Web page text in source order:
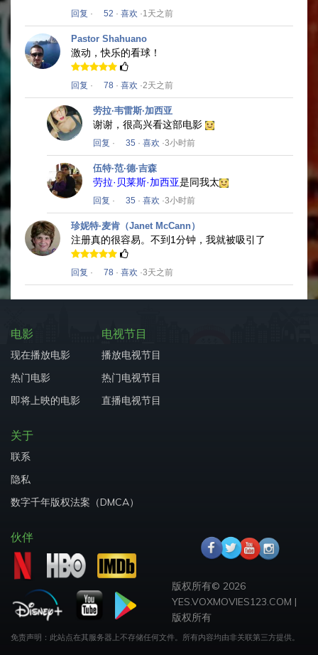
回复 · 52 · 喜欢 ·1天之前
Pastor Shahuano
激动，快乐的看球！
回复 · 78 · 喜欢 ·2天之前
劳拉·韦雷斯·加西亚
谢谢，很高兴看这部电影
回复 · 35 · 喜欢 ·3小时前
伍特·范·德·吉森
劳拉·贝莱斯·加西亚是同我太
回复 · 35 · 喜欢 ·3小时前
珍妮特·麦肯（Janet McCann）
注册真的很容易。 不到1分钟，我就被吸引了
回复 · 78 · 喜欢 ·3天之前
电影
现在播放电影
热门电影
即将上映的电影
电视节目
播放电视节目
热门电视节目
直播电视节目
关于
联系
隐私
数字千年版权法案（DMCA）
伙伴
版权所有© 2026
YES.VOXMOVIES123.COM |
版权所有
免责声明：此站点在其服务器上不存储任何文件。 所有内容均由非关联第三方提供。